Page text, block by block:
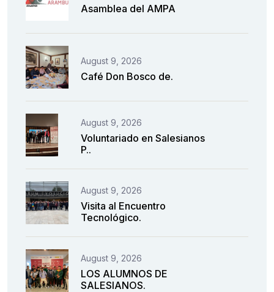
Asamblea del AMPA
August 9, 2026
Café Don Bosco de.
August 9, 2026
Voluntariado en Salesianos
P..
August 9, 2026
Visita al Encuentro
Tecnológico.
August 9, 2026
LOS ALUMNOS DE
SALESIANOS.